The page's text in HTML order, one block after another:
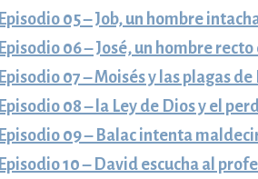
Episodio 05 – Job, un hombre
Episodio 06 – José, un hombre
Episodio 07 – Moisés y las plagas de
Episodio 08 – la Ley de Dios y el
Episodio 09 – Balac intenta
Episodio 10 – David escucha al